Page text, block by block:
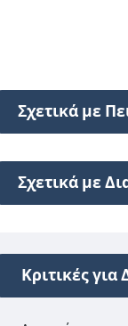
Σχετικά με
Σχετικά με
Κριτικές